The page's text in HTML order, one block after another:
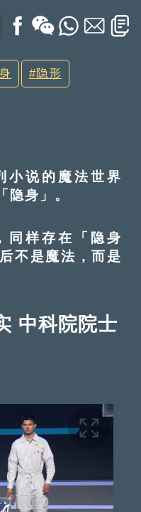
隐形
说的魔法世界
隐身」。
样存在「隐身
不是魔法，而是
中科院院士